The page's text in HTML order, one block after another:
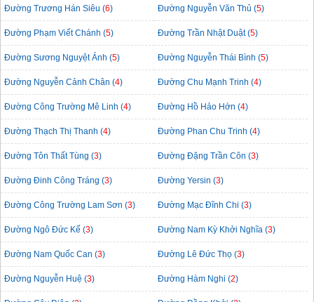
Đường Trương Hán Siêu (6) Đường Nguyễn Văn Thủ (5)
Đường Phạm Viết Chánh (5) Đường Trần Nhật Duật (5)
Đường Sương Nguyệt Ánh (5) Đường Nguyễn Thái Bình (5)
Đường Nguyễn Cảnh Chân (4) Đường Chu Mạnh Trinh (4)
Đường Công Trường Mê Linh (4) Đường Hồ Hảo Hớn (4)
Đường Thạch Thị Thanh (4) Đường Phan Chu Trinh (4)
Đường Tôn Thất Tùng (3) Đường Đặng Trần Côn (3)
Đường Đinh Công Tráng (3) Đường Yersin (3)
Đường Công Trường Lam Sơn (3) Đường Mạc Đĩnh Chi (3)
Đường Ngô Đức Kế (3) Đường Nam Kỳ Khởi Nghĩa (3)
Đường Nam Quốc Can (3) Đường Lê Đức Thọ (3)
Đường Nguyễn Huệ (3) Đường Hàm Nghi (2)